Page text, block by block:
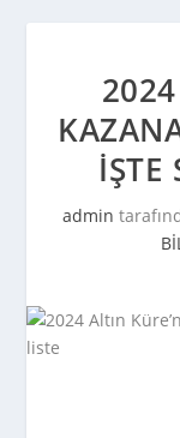
İŞTE
admin